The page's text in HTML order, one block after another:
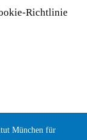
Richtlinie
München für